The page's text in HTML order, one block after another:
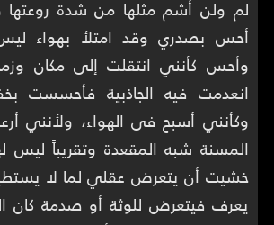
لم ولن أشم مثلها من شدة روعتها
أحس بصدري وقد امتلأ بهواء
وأحس كأنني انتقلت إلى مكان
انعدمت فيه الجاذبية فأحسست
وكأنني أسبح فى الهواء، ولأنني
المسنة شبه المقعدة وتقريباً ليس
خشيت أن يتعرض عقلي لما لا
يعرف فيتعرض للوثة أو صدمة كان